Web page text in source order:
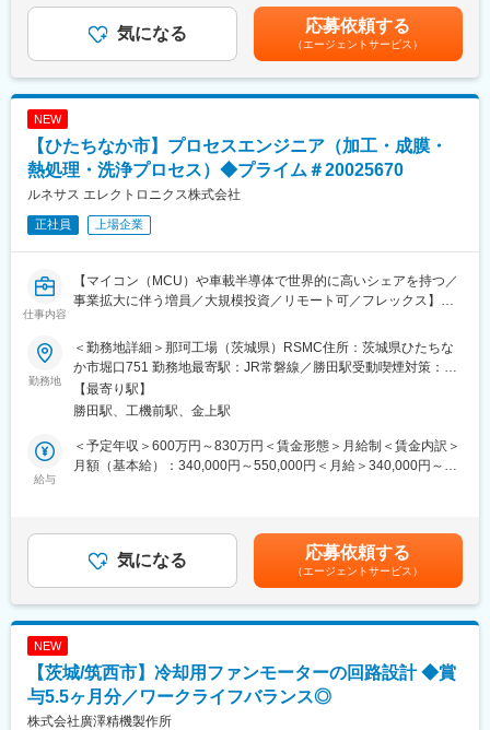
・事業内容：発電用軽水型原子炉施設、高速炉施設、原子燃料サ
イクル関連施設およびその他関連製品の設計、製造、販売、据付
・勤務地：茨城県日立市幸町3丁目1番1号
要領書の作成・見直し等）や安全管理関係の事務業務を担当
三菱重工の工事・サービス部と連携しながら業務を行います。自
身で手を動かすケースもございますが、外注業者ともやり取りを
飛行機のジェットエンジン等で使われる機構です内燃機関の一種
で高温の気体の流れによりタービンを回転させることで、動力ま
たは推進力を発生させることのできる熱機関のことをいいます。
機構が非常に複雑です。膨大なパーツから厳しい安全・品質基準
に沿ってメンテナンスを行います。メンテナンスの手順に誤りや
■研修
備の分解から行い、基本的な機構を覚えます。三菱重工と合同の
研修などもあり、多くのサポート制度があります。
■働き方について
基本的に年間休日125日・土日祝は休みです。工事の案件により
ますが、繁閑差がはっきりしており夏場と冬場の工事期間以外は
残業が０hの月もございます。1年間平均すると月20～40ｈ程の残
出張先は主に関東地方（神奈川、茨城、千葉）及び関西地方(兵庫)
となります。長期出張の場合は会社が借りたマンスリーマンショ
ンに宿泊いただき、全額会社負担いたします。
■当社の魅力
あり長期で働く体制を整えております
変更の範囲：会社の定める業務
5.7ヶ月分賃金はあくまでも目安の金額であり、選考を通じて上下
する可能性があります。月給(月額)は固定手当を含めた表記です。
気になる 応募依頼する
（エージェントサービス）
NEW
【ひたちなか市】プロセスエンジニア（加工・成膜・
熱処理・洗浄プロセス）◆プライム＃20025670
ルネサス エレクトロニクス株式会社
正社員 上場企業
仕事内容
【マイコン（MCU）や車載半導体で世界的に高いシェアを持つ／
事業拡大に伴う増員／大規模投資／リモート可／フレックス】
■業務内容
当社は、車載・民生・産業用途向けに、マイコン、SoC、アナロ
グ、パワー製品など幅広い半導体製品を製造しています。AI・自
動車・産業機器など、多様な市場に対して革新的な半導体ソリュ
ーションをグローバルに提供しており、世界の技術発展を支える
重要な役割を担っています。
生産技術部門は、高品質かつ低コストの製品を安定的に製造する
ため、半導体前工程での新製品立上げから、品質・生産性・コス
現在、AI・データセンタ・車載を中心に、半導体需要は世界的に
継続拡大しています。この社会的要請に応え続けるため、当社で
は中期的にチームを牽引する人材の強化が急務となっています。
■業務詳細
以下のいずれかの工程（拡散／LPCVD、PVD／めっき、WET洗
浄、ドライエッチング）において、生産装置およびプロセスに関
勤務地
＜勤務地詳細＞那珂工場（茨城県）RSMC住所：茨城県ひたちな
か市堀口751 勤務地最寄駅：JR常磐線／勝田駅受動喫煙対策：屋
内全面禁煙変更の範囲：会社の定める事業所
【最寄り駅】
勝田駅、工機前駅、金上駅
給与
＜予定年収＞600万円～830万円＜賃金形態＞月給制＜賃金内訳＞
月額（基本給）：340,000円～550,000円＜月給＞340,000円～
賃金はあくまでも目安の金額であり、選考を通じて上下する可能
性があります。月給(月額)は固定手当を含めた表記です。
気になる 応募依頼する
（エージェントサービス）
NEW
【茨城/筑西市】冷却用ファンモーターの回路設計 ◆賞
与5.5ヶ月分／ワークライフバランス◎
株式会社廣澤精機製作所